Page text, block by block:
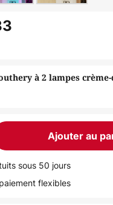
à 2 lampes
Ajouter au
sous 50 jours
flexibles